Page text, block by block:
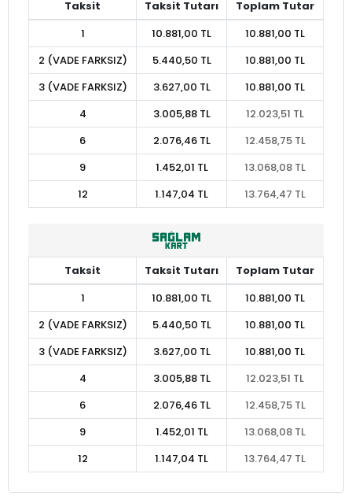
Taksit Taksit Tutarı
Toplam Tutar
1
10.881,00 TL
10.881,00 TL
2 (VADE FARKSIZ)
5.440,50 TL
10.881,00 TL
3 (VADE FARKSIZ)
3.627,00 TL
10.881,00 TL
4
3.005,88 TL
12.023,51 TL
6
2.076,46 TL
12.458,75 TL
9
1.452,01 TL
13.068,08 TL
12
1.147,04 TL 13.764,47 TL
Taksit Taksit Tutarı
Toplam Tutar
1
10.881,00 TL
10.881,00 TL
2 (VADE FARKSIZ)
5.440,50 TL
10.881,00 TL
3 (VADE FARKSIZ)
3.627,00 TL
10.881,00 TL
4
3.005,88 TL
12.023,51 TL
6
2.076,46 TL
12.458,75 TL
9
1.452,01 TL
13.068,08 TL
12
1.147,04 TL 13.764,47 TL